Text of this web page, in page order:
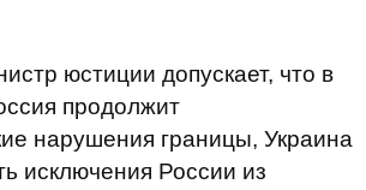
юстиции допускает, что в
продолжит
нарушения границы, Украина
исключения России из